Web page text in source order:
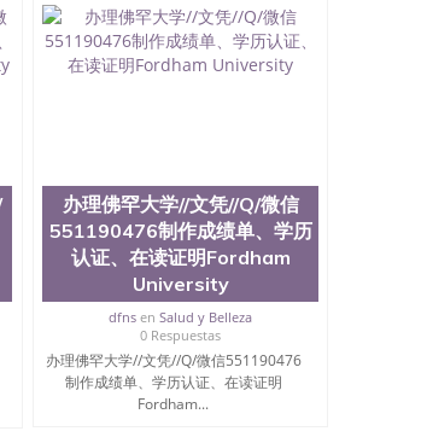
制作点做电子图； 4、电子图做好
或者视频确认再付余款； 7、快递给
部学历学位认证，留服真实存档可
。 3、留信网真实可查认证办理，
学院、交流学院、地球及物质科学
人文学院、护理学院、科学学院
攀升中。纽约大学为学生们提供
教育、建筑工程、经济、医学、护
环境污染控制、历史、电气工程、
木工程、数学、化学、英语、社会
工智能、商科、金融专业 1、客户
单等相关材料； 3、留服注册申请
交材料； 5、等待结果，完成结果
及学院的毕业证成绩单所使用的
银，LOGO烫金烫银复合重叠。 文
对照。质量得到了广大海外客户群
各大院校的（毕业证，成绩单，资
新信息， 能够在时间掌握的海外学
原版实物，以求达到客户的需求。
办理佛罕大学//文凭//Q/微信
551190476制作成绩单、学历
认证、在读证明Fordham
University
dfns enSalud y Belleza
0 Respuestas
办理佛罕大学//文凭//Q/微信551190476
制作成绩单、学历认证、在读证明
Fordham...